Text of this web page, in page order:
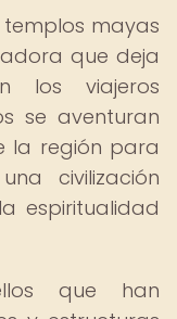
templos mayas
que deja
los viajeros
se aventuran
la región para
civilización
espiritualidad
que han